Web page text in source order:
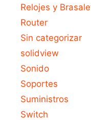
Relojes y
Router
Sin categorizar
solidview
Sonido
Soportes
Suministros
Switch